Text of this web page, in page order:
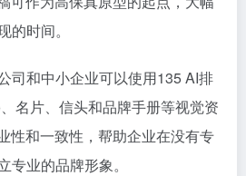
的时间。
司和中小企业可以使用135 AI排
名片、信头和品牌手册等视觉资
性和一致性，帮助企业在没有专
专业的品牌形象。